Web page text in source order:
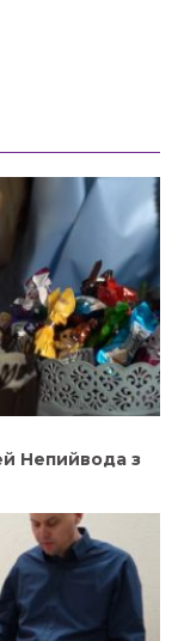
Непийвода з